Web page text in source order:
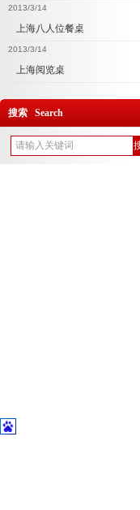
2013/3/14
上海八人位餐桌
2013/3/14
上海阅览桌
搜索 Search